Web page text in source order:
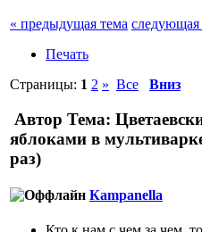
« предыдущая тема следующая
Печать
Страницы: 1 2 » Все Вниз
Автор Тема:
яблоками в
раз)
Кampanella